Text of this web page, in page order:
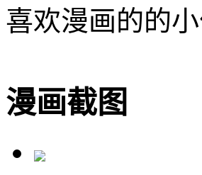
喜欢漫画的的
漫画截图